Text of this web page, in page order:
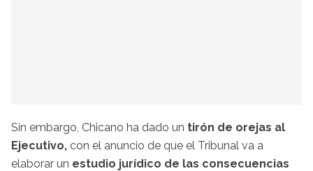
Sin embargo, Chicano ha dado un tirón de orejas al
Ejecutivo, con el anuncio de que el Tribunal va a
elaborar un estudio jurídico de las consecuencias